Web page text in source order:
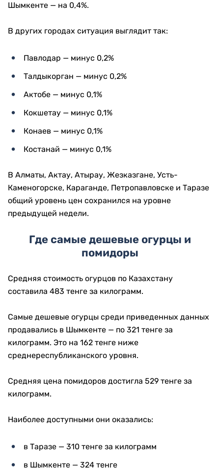
Шымкенте — на 0,4%.
В других городах ситуация выглядит так:
Павлодар — минус 0,2%
Талдыкорган — минус 0,2%
Актобе — минус 0,1%
Кокшетау — минус 0,1%
Конаев — минус 0,1%
Костанай — минус 0,1%
В Алматы, Актау, Атырау, Жезказгане, Усть-
Каменогорске, Караганде, Петропавловске и Таразе
общий уровень цен сохранился на уровне
предыдущей недели.
Где самые дешевые огурцы и
помидоры
Средняя стоимость огурцов по Казахстану
составила 483 тенге за килограмм.
Самые дешевые огурцы среди приведенных данных
продавались в Шымкенте — по 321 тенге за
килограмм. Это на 162 тенге ниже
среднереспубликанского уровня.
Средняя цена помидоров достигла 529 тенге за
килограмм.
Наиболее доступными они оказались:
в Таразе — 310 тенге за килограмм
в Шымкенте — 324 тенге